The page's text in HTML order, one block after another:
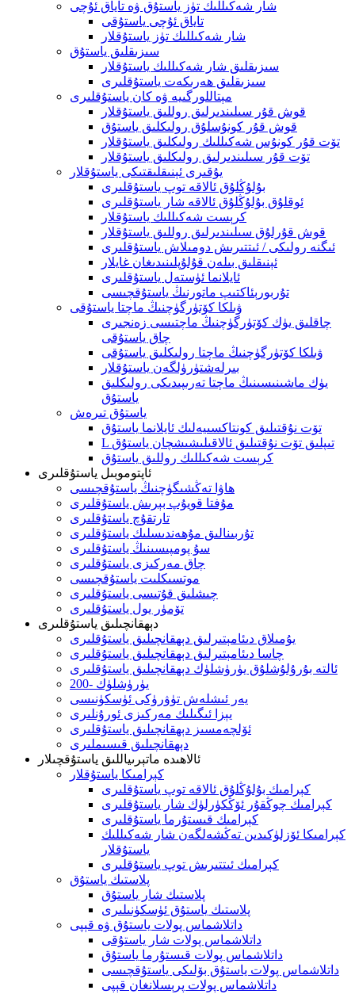
شار شەكىللىك تۈز ياستۇق ۋە تاياق ئۇچى
تاياق ئۇچى ياستۇقى
شار شەكىللىك تۈز ياستۇقلار
سىزىقلىق ياستۇق
سىزىقلىق شار شەكىللىك ياستۇقلار
سىزىقلىق ھەرىكەت ياستۇقلىرى
مېتاللورگىيە ۋە كان ياستۇقلىرى
قوش قۇر سىلىندىرلىق روللىق ياستۇقلار
قوش قۇر كونۇسلۇق رولىكلىق ياستۇق
تۆت قۇر كونۇس شەكىللىك رولىكلىق ياستۇقلار
تۆت قۇر سىلىندىرلىق رولىكلىق ياستۇقلار
يۇقىرى ئېنىقلىقتىكى ياستۇقلار
بۇلۇڭلۇق ئالاقە توپ ياستۇقلىرى
ئوقلۇق بۇلۇڭلۇق ئالاقە شار ياستۇقلىرى
كرېست شەكىللىك ياستۇقلار
قوش قۇرلۇق سىلىندىرلىق روللىق ياستۇقلار
ئىگنە رولىكى / ئىتتىرىش دومىلاش ياستۇقلىرى
ئېنىقلىق بىلەن قۇلۇپلىنىدىغان غايلار
ئايلانما ئۈستەل ياستۇقلىرى
تۇربورېئاكتىپ ماتورنىڭ ياستۇقچىسى
ۋىلكا كۆتۈرگۈچنىڭ ماچتا ياستۇقى
چاقلىق يۈك كۆتۈرگۈچنىڭ ماچتىسى زەنجىرى
چاق ياستۇقى
ۋىلكا كۆتۈرگۈچنىڭ ماچتا رولىكلىق ياستۇقى
بىرلەشتۈرۈلگەن ياستۇقلار
يۈك ماشىنىسىنىڭ ماچتا تەرىپىدىكى رولىكلىق
ياستۇق
ياستۇق تىرەش
تۆت نۇقتىلىق كونتاكسىيەلىك ئايلانما ياستۇق
L تىپلىق تۆت نۇقتىلىق ئالاقىلىشىشچان ياستۇق
كرېست شەكىللىك روللىق ياستۇق
ئاپتوموبىل ياستۇقلىرى
ھاۋا تەڭشىگۈچنىڭ ياستۇقچىسى
مۇفتا قويۇپ بېرىش ياستۇقلىرى
تارتقۇچ ياستۇقلىرى
تۇربىنالىق مۇھەندىسلىك ياستۇقلىرى
سۇ پومپىسىنىڭ ياستۇقلىرى
چاق مەركىزى ياستۇقلىرى
موتسىكلىت ياستۇقچىسى
چىشلىق قۇتىسى ياستۇقلىرى
تۆمۈر يول ياستۇقلىرى
دېھقانچىلىق ياستۇقلىرى
يۇمىلاق دىئامېتىرلىق دېھقانچىلىق ياستۇقلىرى
چاسا دىئامېتىرلىق دېھقانچىلىق ياستۇقلىرى
ئالتە بۇرۇلۇشلۇق يۈرۈشلۈك دېھقانچىلىق ياستۇقلىرى
200- يۈرۈشلۈك
يەر ئىشلەش تۈۋرۈكى ئۈسكۈنىسى
يېزا ئىگىلىك مەركىزى ئورۇنلىرى
ئۆلچەمسىز دېھقانچىلىق ياستۇقلىرى
دېھقانچىلىق قىسىملىرى
ئالاھىدە ماتېرىياللىق ياستۇقچىلار
كېرامىكا ياستۇقلار
كېرامىك بۇلۇڭلۇق ئالاقە توپ ياستۇقلىرى
كېرامىك چوڭقۇر ئۆڭكۈرلۈك شار ياستۇقلىرى
كېرامىك قىستۇرما ياستۇقلىرى
كېرامىكا ئۆزلۈكىدىن تەڭشەلگەن شار شەكىللىك
ياستۇقلار
كېرامىك ئىتتىرىش توپ ياستۇقلىرى
پلاستىك ياستۇق
پلاستىك شار ياستۇق
پلاستىك ياستۇق ئۈسكۈنىلىرى
داتلاشماس پولات ياستۇق ۋە قېپى
داتلاشماس پولات شار ياستۇقى
داتلاشماس پولات قىستۇرما ياستۇق
داتلاشماس پولات ياستۇق بۆلىكى ياستۇقچىسى
داتلاشماس پولات پرېسلانغان قېپى